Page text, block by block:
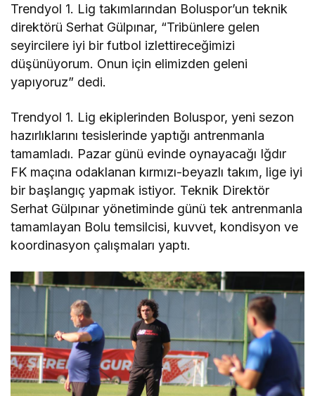
Trendyol 1. Lig takımlarından Boluspor’un teknik
direktörü Serhat Gülpınar, “Tribünlere gelen
seyircilere iyi bir futbol izlettireceğimizi
düşünüyorum. Onun için elimizden geleni
yapıyoruz” dedi.
Trendyol 1. Lig ekiplerinden Boluspor, yeni sezon
hazırlıklarını tesislerinde yaptığı antrenmanla
tamamladı. Pazar günü evinde oynayacağı Iğdır
FK maçına odaklanan kırmızı-beyazlı takım, lige iyi
bir başlangıç yapmak istiyor. Teknik Direktör
Serhat Gülpınar yönetiminde günü tek antrenmanla
tamamlayan Bolu temsilcisi, kuvvet, kondisyon ve
koordinasyon çalışmaları yaptı.